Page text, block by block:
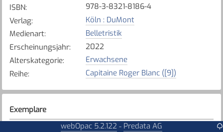
ISBN:
978-3-8321-8186-4
Verlag:
Köln : DuMont
Medienart:
Belletristik
Erscheinungsjahr:
2022
Alterskategorie:
Erwachsene
Reihe: Capitaine Roger Blanc ([9])
Exemplare
webOpac 5.2.122 - Predata AG